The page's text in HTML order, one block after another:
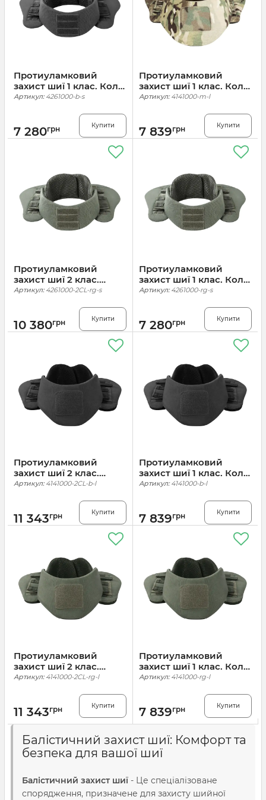
Протиуламковий
захист шиї 1 клас. Колір
Чорний
Артикул:4261000-b-s
7 280грн Купити
Протиуламковий
захист шиї 1 клас. Колір
Мультикам
Артикул:4141000-m-l
7 839грн Купити
Протиуламковий
захист шиї 2 клас.
Колір Ranger Green
Артикул:4261000-2CL-rg-s
10 380грн Купити
Протиуламковий
захист шиї 1 клас. Колір
Ranger Green
Артикул:4261000-rg-s
7 280грн Купити
Протиуламковий
захист шиї 2 клас.
Колір Чорний
Артикул:4141000-2CL-b-l
11 343грн Купити
Протиуламковий
захист шиї 1 клас. Колір
Чорний
Артикул:4141000-b-l
7 839грн Купити
Протиуламковий
захист шиї 2 клас.
Колір Ranger Green
Артикул:4141000-2CL-rg-l
11 343грн Купити
Протиуламковий
захист шиї 1 клас. Колір
Ranger Green
Артикул:4141000-rg-l
7 839грн Купити
Балістичний захист шиї: Комфорт та
безпека для вашої шиї
Балістичний захист шиї - Це спеціалізоване
спорядження, призначене для захисту шийної